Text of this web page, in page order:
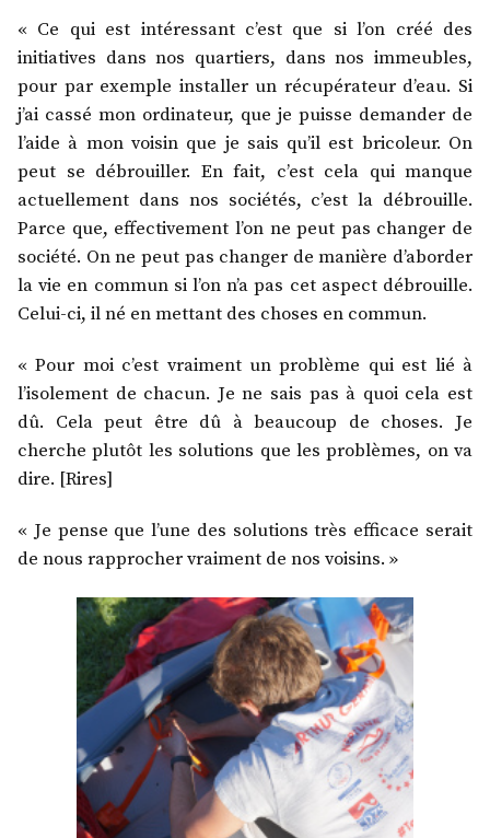
« Ce qui est intéressant c’est que si l’on créé des
initiatives dans nos quartiers, dans nos immeubles,
pour par exemple installer un récupérateur d’eau. Si
j’ai cassé mon ordinateur, que je puisse demander de
l’aide à mon voisin que je sais qu’il est bricoleur. On
peut se débrouiller. En fait, c’est cela qui manque
actuellement dans nos sociétés, c’est la débrouille.
Parce que, effectivement l’on ne peut pas changer de
société. On ne peut pas changer de manière d’aborder
la vie en commun si l’on n’a pas cet aspect débrouille.
Celui-ci, il né en mettant des choses en commun.
« Pour moi c’est vraiment un problème qui est lié à
l’isolement de chacun. Je ne sais pas à quoi cela est
dû. Cela peut être dû à beaucoup de choses. Je
cherche plutôt les solutions que les problèmes, on va
dire. [Rires]
« Je pense que l’une des solutions très efficace serait
de nous rapprocher vraiment de nos voisins. »